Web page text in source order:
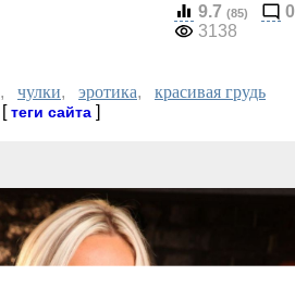
9.7 (85)
0
3138
, чулки, эротика, красивая грудь
[теги сайта ]